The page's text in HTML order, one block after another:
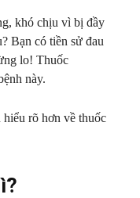
khó chịu vì bị đầy
Bạn có tiền sử đau
lo! Thuốc
này.
rõ hơn về thuốc